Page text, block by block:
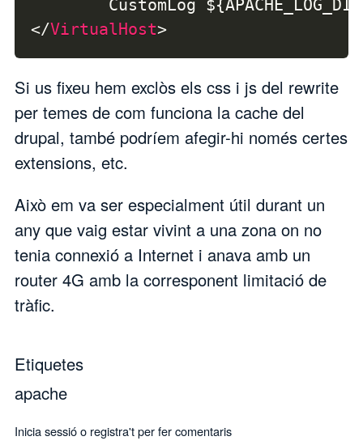
</VirtualHost>
Si us fixeu hem exclòs els css i js del rewrite
per temes de com funciona la cache del
drupal, també podríem afegir-hi només certes
extensions, etc.
Això em va ser especialment útil durant un
any que vaig estar vivint a una zona on no
tenia connexió a Internet i anava amb un
router 4G amb la corresponent limitació de
tràfic.
Etiquetes
apache
Inicia sessióo registra'tper fer comentaris